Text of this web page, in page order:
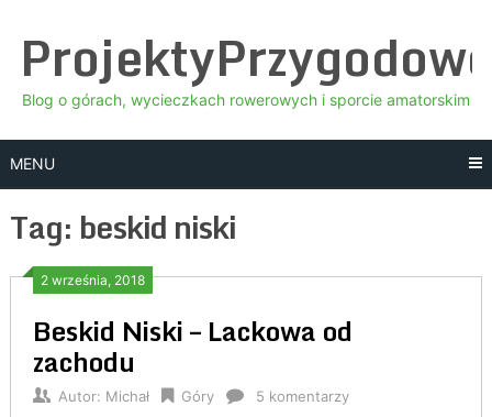
content
Blog o górach, wycieczkach rowerowych i sporcie amatorskim
MENU
Tag: beskid niski
2 września, 2018
Beskid Niski – Lackowa od
zachodu
Autor: Michał Góry 5 komentarzy